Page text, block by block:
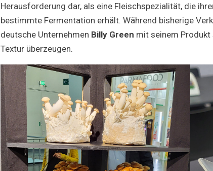
Herausforderung dar, als eine Fleischspezialität, die
bestimmte Fermentation erhält. Während bisherige
deutsche Unternehmen Billy Green mit seinem
Textur überzeugen.